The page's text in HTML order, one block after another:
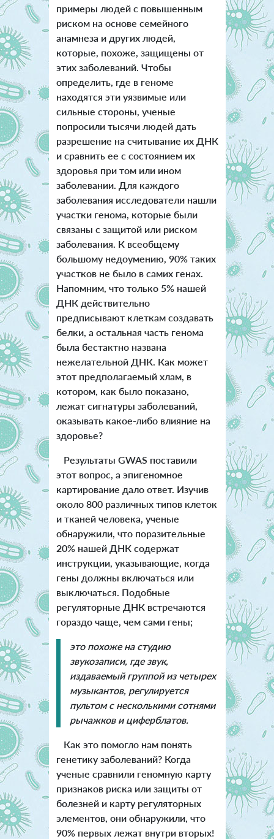
примеры людей с повышенным
риском на основе семейного
анамнеза и других людей,
которые, похоже, защищены от
этих заболеваний. Чтобы
определить, где в геноме
находятся эти уязвимые или
сильные стороны, ученые
попросили тысячи людей дать
разрешение на считывание их ДНК
и сравнить ее с состоянием их
здоровья при том или ином
заболевании. Для каждого
заболевания исследователи нашли
участки генома, которые были
связаны с защитой или риском
заболевания. К всеобщему
большому недоумению, 90% таких
участков не было в самих генах.
Напомним, что только 5% нашей
ДНК действительно
предписывают клеткам создавать
белки, а остальная часть генома
была бестактно названа
нежелательной ДНК. Как может
этот предполагаемый хлам, в
котором, как было показано,
лежат сигнатуры заболеваний,
оказывать какое-либо влияние на
здоровье?
Результаты GWAS поставили
этот вопрос, а эпигеномное
картирование дало ответ. Изучив
около 800 различных типов клеток
и тканей человека, ученые
обнаружили, что поразительные
20% нашей ДНК содержат
инструкции, указывающие, когда
гены должны включаться или
выключаться. Подобные
регуляторные ДНК встречаются
гораздо чаще, чем сами гены;
это похоже на студию
звукозаписи, где звук,
издаваемый группой из четырех
музыкантов, регулируется
пультом с несколькими сотнями
рычажков и циферблатов.
Как это помогло нам понять
генетику заболеваний? Когда
ученые сравнили геномную карту
признаков риска или защиты от
болезней и карту регуляторных
элементов, они обнаружили, что
90% первых лежат внутри вторых!